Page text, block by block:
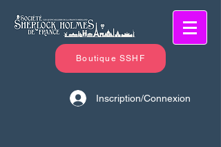
Boutique SSHF
Inscription/Connexion